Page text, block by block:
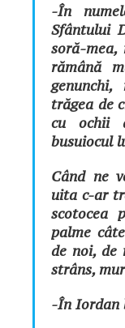
-În
Sfântului
soră-
rămână
trăgea de
cu ochii
busuiocul
Când ne
uita c-ar
scotocea
palme
de noi, de
strâns,
-În Iordan